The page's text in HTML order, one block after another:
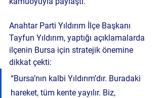
Anahtar Parti Yıldırım İlçe Başkanı
Tayfun Yıldırım, yaptığı açıklamalarda
ilçenin Bursa için stratejik önemine
dikkat çekti:
“Bursa’nın kalbi Yıldırım’dır. Buradaki
hareket, tüm kente yayılır. Biz,